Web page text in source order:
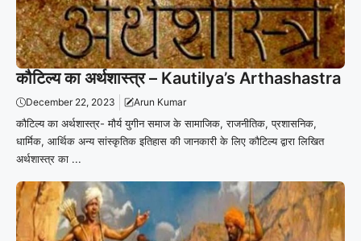
कौटिल्य का अर्थशास्त्र – Kautilya’s Arthashastra
December 22, 2023 Arun Kumar
कौटिल्य का अर्थशास्त्र- मौर्य युगीन समाज के सामाजिक, राजनीतिक, प्रशासनिक,
धार्मिक, आर्थिक अन्य सांस्कृतिक इतिहास की जानकारी के लिए कौटिल्य द्वारा लिखित
अर्थशास्त्र का ...